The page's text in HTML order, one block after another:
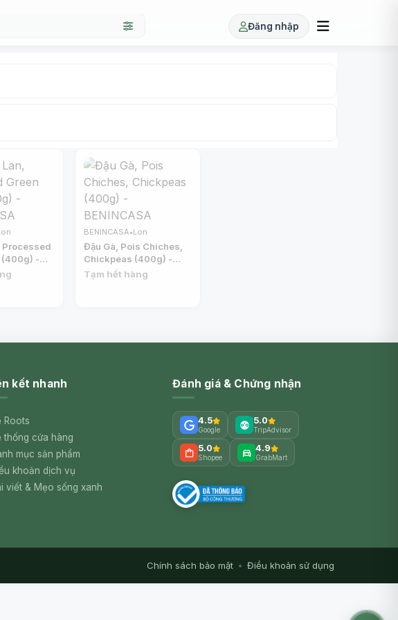
Đăng nhập
Processed
(400g) -
BENINCASA•Lon
Đậu Gà, Pois Chiches,
Chickpeas (400g) -
BENINCASA
Tạm hết hàng
kết nhanh
Roots
thống cửa hàng
mục sản phẩm
khoản dịch vụ
viết & Mẹo sống xanh
Đánh giá & Chứng nhận
4.5
Google
5.0
TripAdvisor
5.0
Shopee
4.9
GrabMart
Chính sách bảo mật • Điều khoản sử dụng